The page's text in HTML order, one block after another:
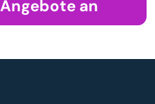
an